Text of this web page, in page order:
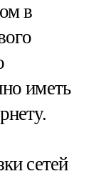
в
иметь
сетей